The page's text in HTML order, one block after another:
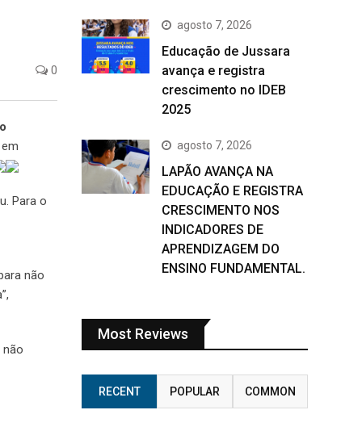
0
Para o
não
não
agosto 7, 2026
Educação de Jussara
avança e registra
crescimento no IDEB
2025
agosto 7, 2026
LAPÃO AVANÇA NA
EDUCAÇÃO E REGISTRA
CRESCIMENTO NOS
INDICADORES DE
APRENDIZAGEM DO
ENSINO FUNDAMENTAL.
Most Reviews
RECENT POPULAR COMMON